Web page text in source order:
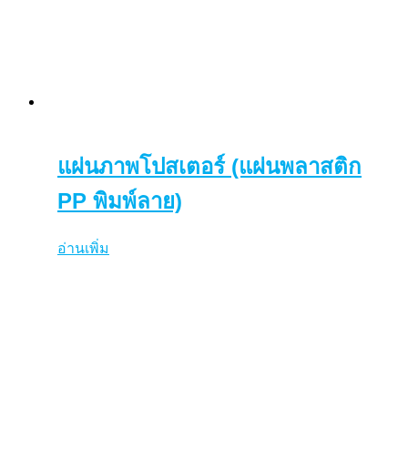
แผ่นภาพโปสเตอร์ (แผ่นพลาสติก
PP พิมพ์ลาย)
อ่านเพิ่ม